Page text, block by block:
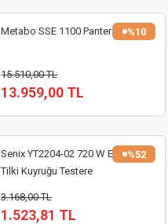
%10
Metabo SSE 1100 Panter Testere
15.510,00 TL
13.959,00 TL
%52
Senix YT2204-02 720 W Elektrikli
Tilki Kuyruğu Testere
3.168,00 TL
1.523,81 TL